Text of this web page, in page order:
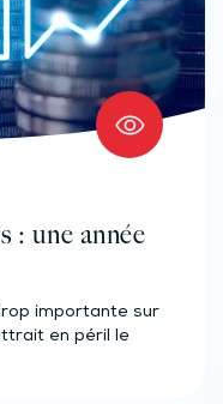
: une année
importante sur
en péril le